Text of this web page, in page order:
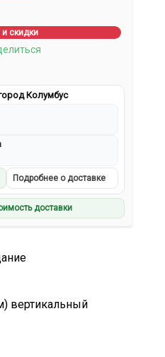
скидки
Колумбус
Подробнее о доставке
доставки
вертикальный